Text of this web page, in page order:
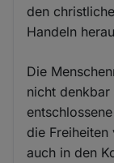
den
Handeln
Die
nicht
die
auch in den